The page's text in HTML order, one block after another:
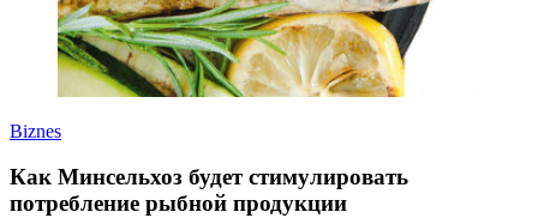
Biznes
Как Минсельхоз будет стимулировать
потребление рыбной продукции